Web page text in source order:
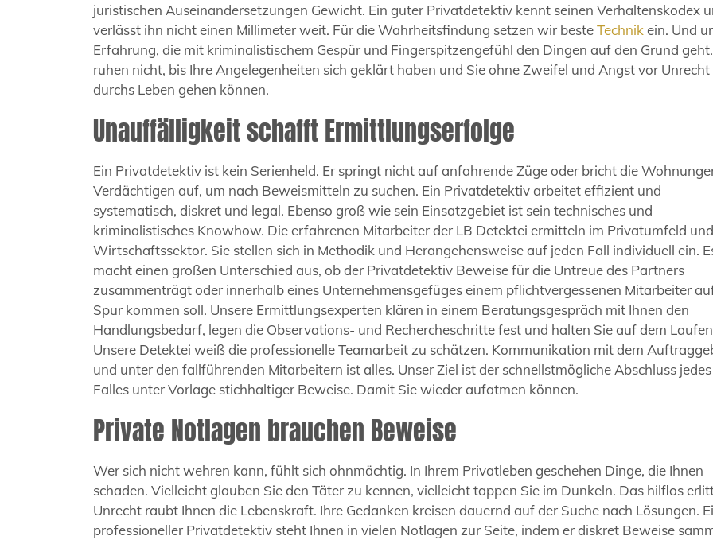
juristischen Auseinandersetzungen Gewicht. Ein guter Privatdetektiv kennt seinen Verhaltenskodex
verlässt ihn nicht einen Millimeter weit. Für die Wahrheitsfindung setzen wir besteTechnikein. Und
Erfahrung, die mit kriminalistischem Gespür und Fingerspitzengefühl den Dingen auf den Grund
ruhen nicht, bis Ihre Angelegenheiten sich geklärt haben und Sie ohne Zweifel und Angst vor Unrecht
durchs Leben gehen können.
Unauffälligkeit schafft Ermittlungserfolge
Ein Privatdetektiv ist kein Serienheld. Er springt nicht auf anfahrende Züge oder bricht die
Verdächtigen auf, um nach Beweismitteln zu suchen. Ein Privatdetektiv arbeitet effizient und
systematisch, diskret und legal. Ebenso groß wie sein Einsatzgebiet ist sein technisches und
kriminalistisches Knowhow. Die erfahrenen Mitarbeiter der LB Detektei ermitteln im Privatumfeld
Wirtschaftssektor. Sie stellen sich in Methodik und Herangehensweise auf jeden Fall individuell ein.
macht einen großen Unterschied aus, ob der Privatdetektiv Beweise für die Untreue des Partners
zusammenträgt oder innerhalb eines Unternehmensgefüges einem pflichtvergessenen Mitarbeiter
Spur kommen soll. Unsere Ermittlungsexperten klären in einem Beratungsgespräch mit Ihnen den
Handlungsbedarf, legen die Observations- und Rechercheschritte fest und halten Sie auf dem
Unsere Detektei weiß die professionelle Teamarbeit zu schätzen. Kommunikation mit dem
und unter den fallführenden Mitarbeitern ist alles. Unser Ziel ist der schnellstmögliche Abschluss jedes
Falles unter Vorlage stichhaltiger Beweise. Damit Sie wieder aufatmen können.
Private Notlagen brauchen Beweise
Wer sich nicht wehren kann, fühlt sich ohnmächtig. In Ihrem Privatleben geschehen Dinge, die Ihnen
schaden. Vielleicht glauben Sie den Täter zu kennen, vielleicht tappen Sie im Dunkeln. Das hilflos
Unrecht raubt Ihnen die Lebenskraft. Ihre Gedanken kreisen dauernd auf der Suche nach Lösungen.
professioneller Privatdetektiv steht Ihnen in vielen Notlagen zur Seite, indem er diskret Beweise